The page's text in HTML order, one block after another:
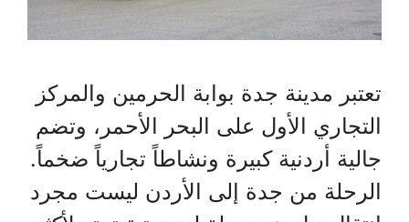
تعتبر مدينة جدة بوابة الحرمين والمركز
التجاري الأول على البحر الأحمر، وتضم
جالية أردنية كبيرة ونشاطاً تجارياً ضخماً.
الرحلة من جدة إلى الأردن ليست مجرد